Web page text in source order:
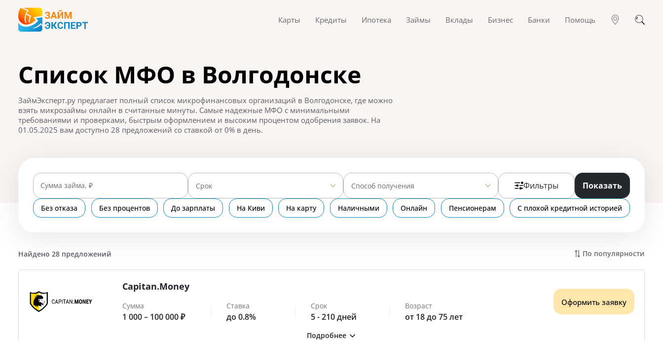
Карты Кредиты Ипотека Займы Вклады Бизнес Банки Помощь
Список МФО в Волгодонске
ЗаймЭксперт.ру предлагает полный список микрофинансовых организаций в Волгодонске, где можно
взять микрозаймы онлайн в считанные минуты. Самые надежные МФО с минимальными
требованиями и проверками, быстрым оформлением и высоким процентом одобрения заявок. На
01.05.2025 вам доступно 28 предложений со ставкой от 0% в день.
Сумма займа, ₽ Срок Способ получения Фильтры Показать
Без отказа Без процентов До зарплаты На Киви На карту Наличными Онлайн Пенсионерам С плохой кредитной историей
Найдено 28 предложений По популярности
Capitan.Money
Сумма
1 000 – 100 000 ₽
Ставка
до 0.8%
Срок
5 - 210 дней
Возраст
от 18 до 75 лет
Оформить заявку